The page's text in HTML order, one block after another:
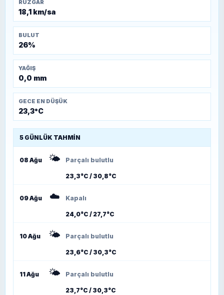
RÜZGAR
18,1 km/sa
BULUT
26%
YAĞIŞ
0,0 mm
GECE EN DÜŞÜK
23,3°C
5 GÜNLÜK TAHMIN
08 Ağu 🌤️ Parçalı bulutlu
23,3°C / 30,8°C
09 Ağu ☁️ Kapalı
24,0°C / 27,7°C
10 Ağu 🌤️ Parçalı bulutlu
23,6°C / 30,3°C
11 Ağu 🌤️ Parçalı bulutlu
23,7°C / 30,3°C